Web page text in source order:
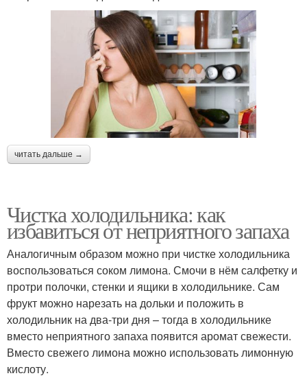
читать дальше →
Чистка холодильника: как
избавиться от неприятного запаха
Аналогичным образом можно при чистке холодильника
воспользоваться соком лимона. Смочи в нём салфетку и
протри полочки, стенки и ящики в холодильнике. Сам
фрукт можно нарезать на дольки и положить в
холодильник на два-три дня – тогда в холодильнике
вместо неприятного запаха появится аромат свежести.
Вместо свежего лимона можно использовать лимонную
кислоту.